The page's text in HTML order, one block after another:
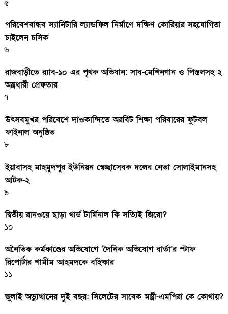
৫
পরিবেশবান্ধব স্যানিটারি ল্যান্ডফিল নির্মাণে দক্ষিণ কোরিয়ার সহযোগিতা
চাইলেন চসিক
৬
রাজবাড়ীতে র‍্যাব-১০ এর পৃথক অভিযান: সাব-মেশিনগান ও পিস্তলসহ ২
অস্ত্রধারী গ্রেফতার
৭
উৎসবমুখর পরিবেশে দাওকান্দিতে অরবিট শিক্ষা পরিবারের ফুটবল
ফাইনাল অনুষ্ঠিত
৮
ইয়াবাসহ মাহমুদপুর ইউনিয়ন স্বেচ্ছাসেবক দলের নেতা সোলাইমানসহ
আটক-২
৯
দ্বিতীয় রানওয়ে ছাড়া থার্ড টার্মিনাল কি সত্যিই জিরো?
১০
অনৈতিক কর্মকাণ্ডের অভিযোগে ‘দৈনিক অভিযোগ বার্তা’র স্টাফ
রিপোর্টার শামীম আহমদকে বহিষ্কার
১১
জুলাই অভ্যুত্থানের দুই বছর: সিলেটের সাবেক মন্ত্রী-এমপিরা কে কোথায়?